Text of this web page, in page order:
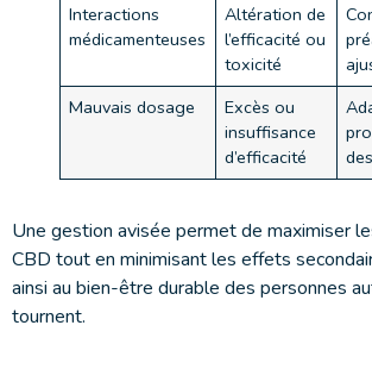
Interactions
médicamenteuses
Altération de
l’efficacité ou
toxicité
Mauvais dosage
Excès ou
insuffisance
d’efficacité
Une gestion avisée permet de maximiser
CBD tout en minimisant les effets
ainsi au bien-être durable des personnes
tournent.